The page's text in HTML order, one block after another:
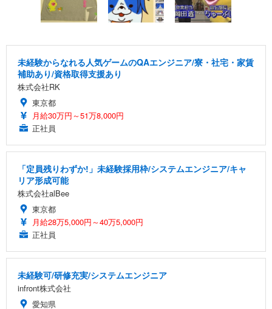
未経験からなれる人気ゲームのQAエンジニア/寮・社宅・家賃
補助あり/資格取得支援あり
株式会社RK
東京都
月給30万円～51万8,000円
正社員
「定員残りわずか!」未経験採用枠/システムエンジニア/キャ
リア形成可能
株式会社alBee
東京都
月給28万5,000円～40万5,000円
正社員
未経験可/研修充実/システムエンジニア
infront株式会社
愛知県